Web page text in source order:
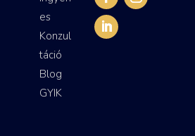
es
Konzul
táció
Blog
GYIK